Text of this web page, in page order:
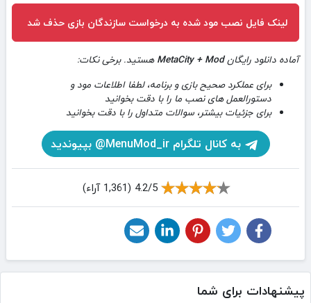
لینک فایل نصب مود شده به درخواست سازندگان بازی حذف شد
آماده دانلود رایگانMetaCity + Mod هستید. برخی نکات:
برای عملکرد صحیح بازی و برنامه، لطفا اطلاعات مود و
دستورالعمل های نصب ما را با دقت بخوانید
برای جزئیات بیشتر، سوالات متداول را با دقت بخوانید
به کانال تلگرام MenuMod_ir@ بپیوندید
4.2/5 (1,361 آراء)
پیشنهادات برای شما